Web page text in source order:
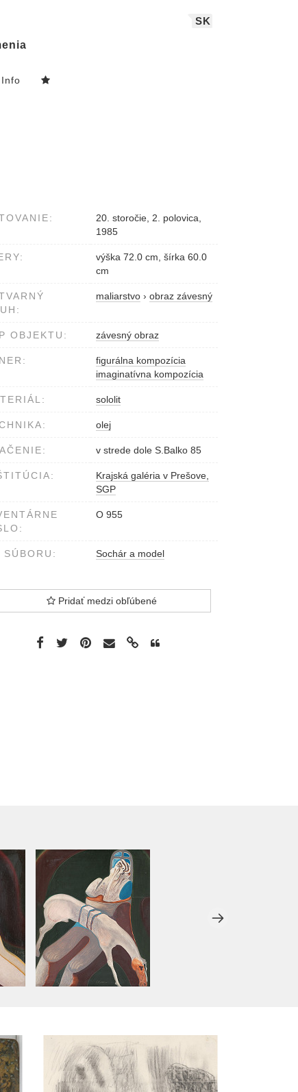
SK
Info
20. storočie, 2. polovica,
1985
výška 72.0 cm, šírka 60.0
cm
maliarstvo › obraz závesný
OBJEKTU: závesný obraz
figurálna kompozícia
imaginatívna kompozícia
sololit
olej
v strede dole S.Balko 85
Krajská galéria v Prešove,
SGP
O 955
SÚBORU: Sochár a model
Pridať medzi obľúbené